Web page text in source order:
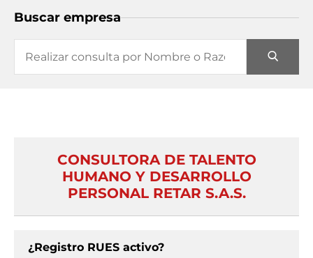
Buscar empresa
CONSULTORA DE TALENTO
HUMANO Y DESARROLLO
PERSONAL RETAR S.A.S.
¿Registro RUES activo?